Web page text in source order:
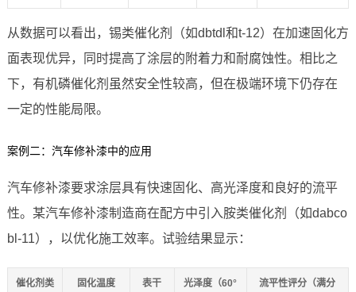
从数据可以看出，锡类催化剂（如dbtdl和t-12）在加速固化方
面表现优异，同时提高了涂层的附着力和耐腐蚀性。相比之
下，有机磷催化剂虽然安全性较高，但在极端环境下仍存在
一定的性能局限。
案例二：汽车修补漆中的应用
汽车修补漆要求涂层具有快速固化、高光泽度和良好的流平
性。某汽车修补漆制造商在配方中引入胺类催化剂（如dabco
bl-11），以优化施工效率。试验结果显示：
催化剂类 固化温度 表干 光泽度（60° 流平性评分（满分